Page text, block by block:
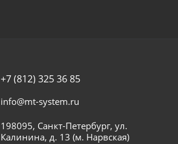
+7 (812) 325 36 85
info@mt-system.ru
198095, Санкт-Петербург, ул.
Калинина, д. 13 (м. Нарвская)